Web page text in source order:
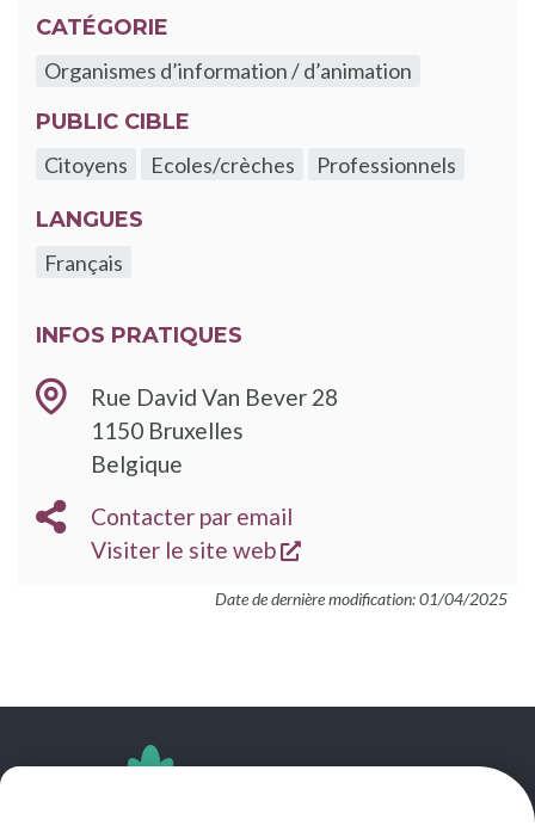
CATÉGORIE
Organismes d’information / d’animation
PUBLIC CIBLE
Citoyens
Ecoles/crèches Professionnels
LANGUES
Français
INFOS PRATIQUES
Rue David Van Bever 28
1150 Bruxelles
Belgique
EMAIL
Contacter par email
SITE
Visiter le site web s'ouvre dans une
Date de dernière modification: 01/04/2025